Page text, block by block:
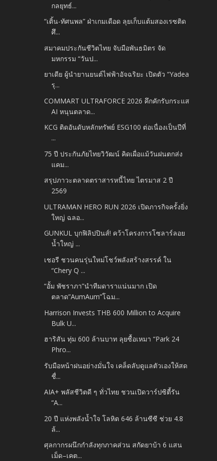
กลยุทธ์...
“เติ้น-ทัศนพล” ฝ่าเกมเดือด ลุยเก็บแต้มสองเรซติด
ศึ...
สมาคมประกันชีวิตไทย จับมือพันธมิตร จัด
มหกรรม “วันป...
ยาเดีย ผู้นำยานยนต์ไฟฟ้าอัจฉริยะ เปิดตัว “Yadea
รุ...
COMMART ULTRAFORCE 2026 คึกคักรับกระแส
AI หนุนตลาด...
KCG ติดอันดับหลักทรัพย์ ESG100 ต่อเนื่องเป็นปีที่
...
75 ปี ประกันภัยไทยวิวัฒน์ คิดเผื่อแม้วันฝนตกส่ง
แคม...
สรุปภาวะตลาดตราสารหนี้ไทย ไตรมาส 2 ปี
2569
ULTRAMAN HERO RUN 2026 เปิดภารกิจครั้งยิ่ง
ใหญ่ ฉลอ...
GUNKUL บุกฟิลิปปินส์! คว้าโครงการโซลาร์ลอย
น้ำใหญ่ ...
เชอรี ชวนคนรุ่นใหม่โชว์พลังสร้างสรรค์ ใน
“Chery Q ...
“อั้ม พัชราภา”นำทีมดาราแน่นมาก เปิด
ตลาด”AumAum”โฉม...
Harrison Invests THB 600 Million to Acquire
Bulk U...
ฮาริสัน ทุ่ม 600 ล้านบาท ลุยซื้อเหมา “Park 24
Phro...
รับมือหน้าฝนอย่างมั่นใจ เคล็ดลับดูแลตัวเองให้สด
ชื่...
AIA+ พลัสชีวิตดี ๆ ทั่วไทย ชวนเปิดวาร์ปซิตี้รัน
“A...
20 ปี แห่งพลังน้ำใจ โลหิต 646 ล้านซีซี ช่วย 4.8
ล้...
ศุลกากรผนึกกำลังทุกภาคส่วน สกัดยาบ้า 6 แสน
เม็ด–เคต...